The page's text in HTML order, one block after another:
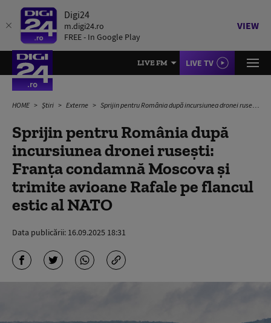
Digi24
m.digi24.ro
FREE - In Google Play
VIEW
LIVE FM LIVE TV
HOME Știri Externe Sprijin pentru România după incursiunea dronei rusești: Franța condamnă Moscova și trimite avioane Rafale pe flancul estic al NATO
Sprijin pentru România după
incursiunea dronei rusești:
Franța condamnă Moscova și
trimite avioane Rafale pe flancul
estic al NATO
Data publicării: 16.09.2025 18:31